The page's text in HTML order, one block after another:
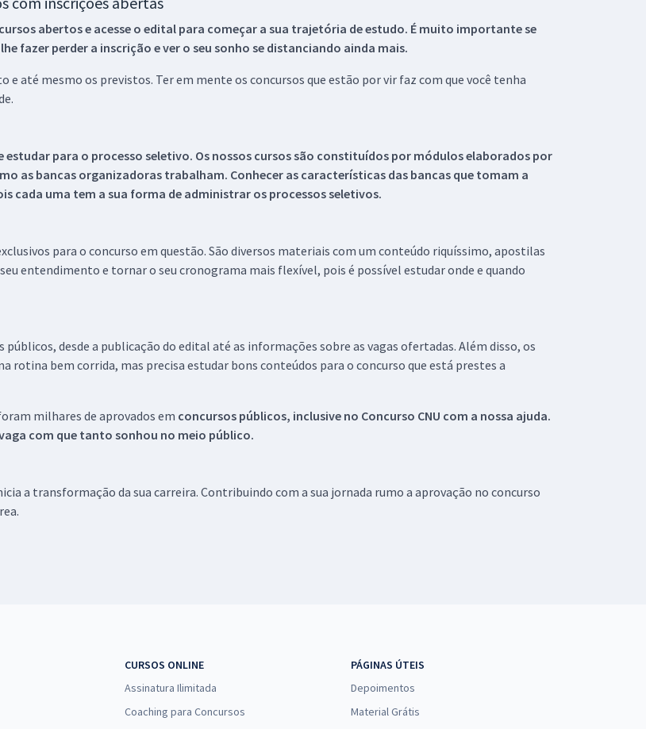
abertos e acesse o edital para começar a sua trajetória de estudo. É muito importante se
fazer perder a inscrição e ver o seu sonho se distanciando ainda mais.
e até mesmo os previstos. Ter em mente os concursos que estão por vir faz com que você tenha
estudar para o processo seletivo. Os nossos cursos são constituídos por módulos elaborados por
as bancas organizadoras trabalham. Conhecer as características das bancas que tomam a
cada uma tem a sua forma de administrar os processos seletivos.
para o concurso em questão. São diversos materiais com um conteúdo riquíssimo, apostilas
entendimento e tornar o seu cronograma mais flexível, pois é possível estudar onde e quando
públicos, desde a publicação do edital até as informações sobre as vagas ofertadas. Além disso, os
rotina bem corrida, mas precisa estudar bons conteúdos para o concurso que está prestes a
milhares de aprovados em concursos públicos, inclusive no Concurso CNU com a nossa ajuda.
com que tanto sonhou no meio público.
a transformação da sua carreira. Contribuindo com a sua jornada rumo a aprovação no concurso
CURSOS ONLINE
Assinatura Ilimitada
Coaching para Concursos
PÁGINAS ÚTEIS
Depoimentos
Material Grátis